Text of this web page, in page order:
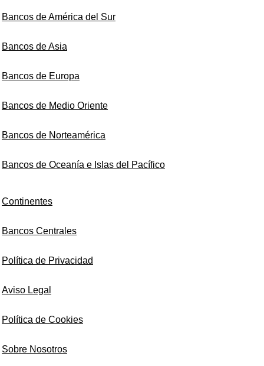
Bancos de América del Sur
Bancos de Asia
Bancos de Europa
Bancos de Medio Oriente
Bancos de Norteamérica
Bancos de Oceanía e Islas del Pacífico
Continentes
Bancos Centrales
Política de Privacidad
Aviso Legal
Política de Cookies
Sobre Nosotros